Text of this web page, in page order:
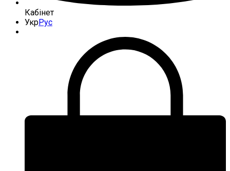
Кабінет
УкрРус